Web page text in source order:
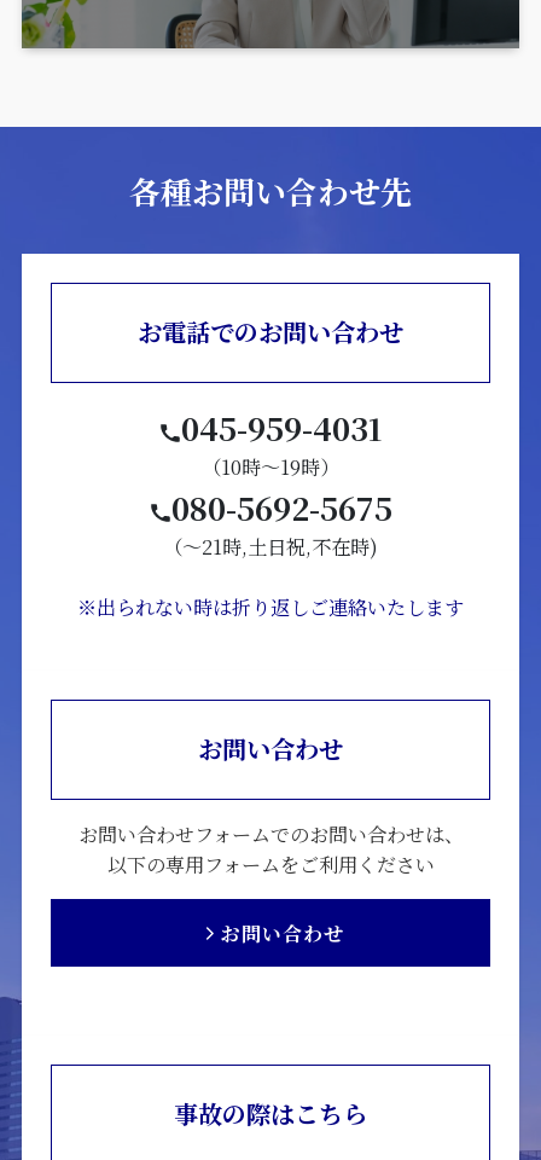
各種お問い合わせ先
お電話でのお問い合わせ
045-959-4031
（10時～19時）
080-5692-5675
（～21時,土日祝,不在時)
※出られない時は折り返しご連絡いたします
お問い合わせ
お問い合わせフォームでのお問い合わせは、
以下の専用フォームをご利用ください
お問い合わせ
事故の際はこちら